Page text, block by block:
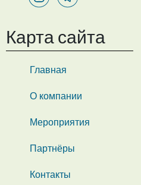
Карта сайта
Главная
О компании
Мероприятия
Партнёры
Контакты